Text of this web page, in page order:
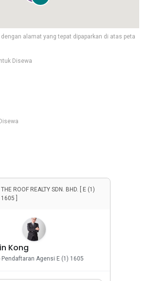
Disewa
alamat yang tepat dipaparkan di atas peta
THE ROOF REALTY SDN. BHD. [ E (1)
1605 ]
Kong
Pendaftaran Agensi E (1) 1605